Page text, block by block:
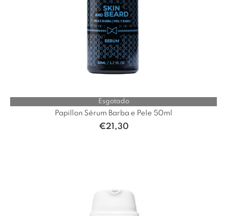
Esgotado
Papillon Sérum Barba e Pele 50ml
€21,30